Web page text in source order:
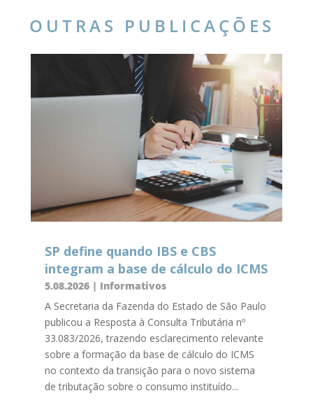
OUTRAS PUBLICAÇÕES
SP define quando IBS e CBS
integram a base de cálculo do ICMS
5.08.2026| Informativos
A Secretaria da Fazenda do Estado de São Paulo
publicou a Resposta à Consulta Tributária nº
33.083/2026, trazendo esclarecimento relevante
sobre a formação da base de cálculo do ICMS
no contexto da transição para o novo sistema
de tributação sobre o consumo instituído...